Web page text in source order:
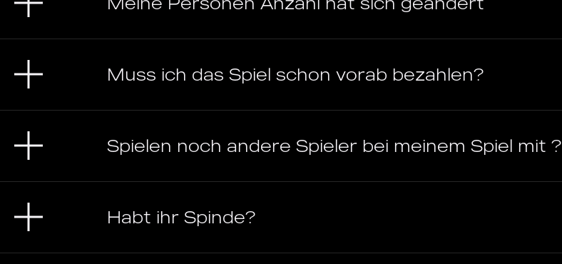
Muss ich das Spiel schon vorab bezahlen?
Spielen noch andere Spieler bei meinem Spiel mit ?
Habt ihr Spinde?